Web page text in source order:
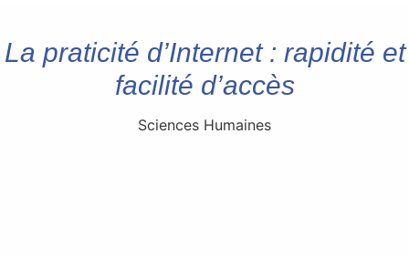
La praticité d’Internet : rapidité et
facilité d’accès
Sciences Humaines